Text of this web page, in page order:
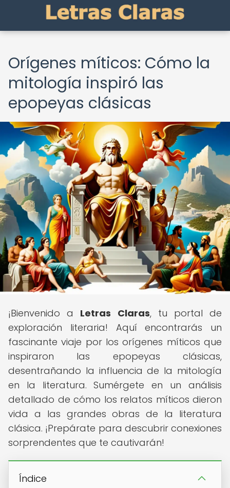
Orígenes míticos: Cómo la
mitología inspiró las
epopeyas clásicas
¡Bienvenido a Letras Claras, tu portal de
exploración literaria! Aquí encontrarás un
fascinante viaje por los orígenes míticos que
inspiraron las epopeyas clásicas,
desentrañando la influencia de la mitología
en la literatura. Sumérgete en un análisis
detallado de cómo los relatos míticos dieron
vida a las grandes obras de la literatura
clásica. ¡Prepárate para descubrir conexiones
sorprendentes que te cautivarán!
Índice